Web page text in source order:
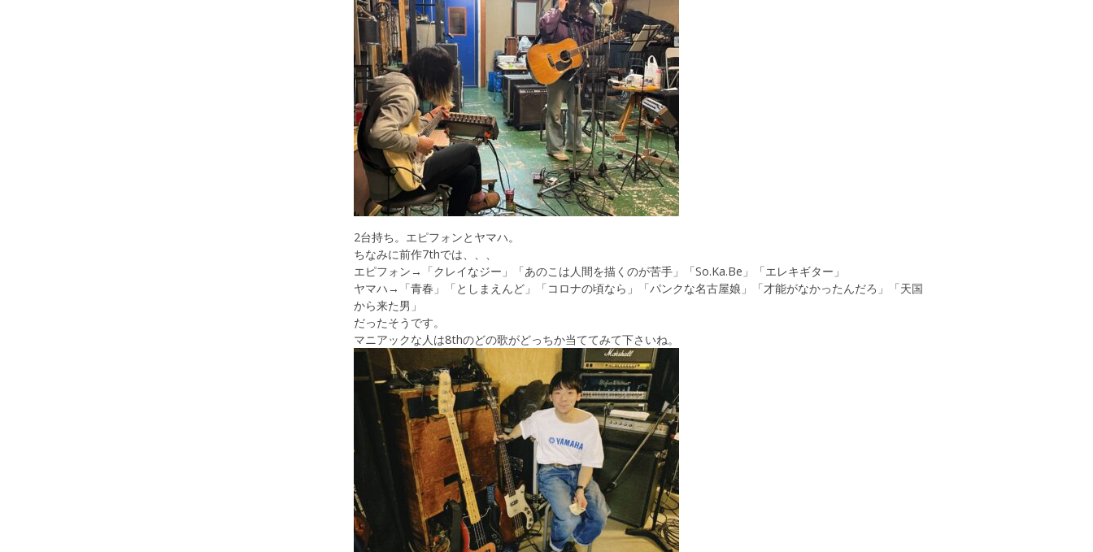
2台持ち。エピフォンとヤマハ。
ちなみに前作7thでは、、、
エピフォン→「クレイなジー」「あのこは人間を描くのが苦手」「So.Ka.Be」「エレキギター」
ヤマハ→「青春」「としまえんど」「コロナの頃なら」「パンクな名古屋娘」「才能がなかったんだろ」「天国
から来た男」
だったそうです。
マニアックな人は8thのどの歌がどっちか当ててみて下さいね。